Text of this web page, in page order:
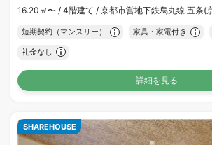
16.20㎡〜 / 4階建て / 京都市営地下鉄烏丸線 五条(
短期契約（マンスリー） 家具・家電付き
礼金なし
詳細を見る
SHAREHOUSE